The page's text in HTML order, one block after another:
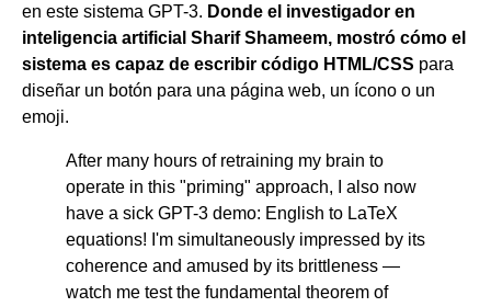
en este sistema GPT-3. Donde el investigador en
inteligencia artificial Sharif Shameem, mostró cómo el
sistema es capaz de escribir código HTML/CSS para
diseñar un botón para una página web, un ícono o un
emoji.
After many hours of retraining my brain to
operate in this "priming" approach, I also now
have a sick GPT-3 demo: English to LaTeX
equations! I'm simultaneously impressed by its
coherence and amused by its brittleness —
watch me test the fundamental theorem of